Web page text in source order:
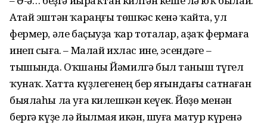
Атай эштән ҡараңғы төшкәс кенә ҡайта, ул
фермер, әле баҫыуҙа ҡар тоталар, аҙаҡ фермаға
инеп сыға. – Малай ихлас ине, эсендәге –
тышында. Оҡшаны Йәмилгә был таныш түгел
ҡунаҡ. Хатта күҙлегенең бер яғындағы сатнаған
быялаһы ла уға килешкән кеүек. Йөҙө менән
бергә күҙе лә йылмая икән, шуға матур күренә